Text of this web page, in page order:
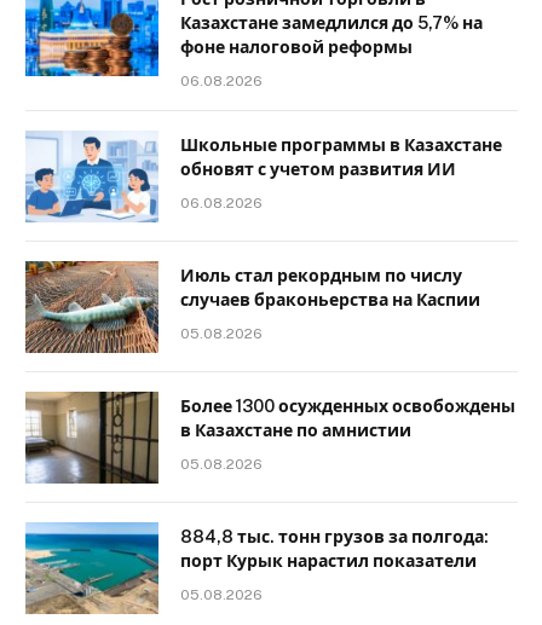
Казахстане замедлился до 5,7% на
фоне налоговой реформы
06.08.2026
Школьные программы в Казахстане
обновят с учетом развития ИИ
06.08.2026
Июль стал рекордным по числу
случаев браконьерства на Каспии
05.08.2026
Более 1300 осужденных освобождены
в Казахстане по амнистии
05.08.2026
884,8 тыс. тонн грузов за полгода:
порт Курык нарастил показатели
05.08.2026